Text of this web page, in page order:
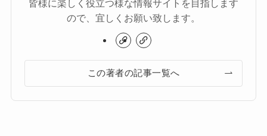
皆様に楽しく役立つ様な情報サイトを目指します
ので、宜しくお願い致します。
この著者の記事一覧へ